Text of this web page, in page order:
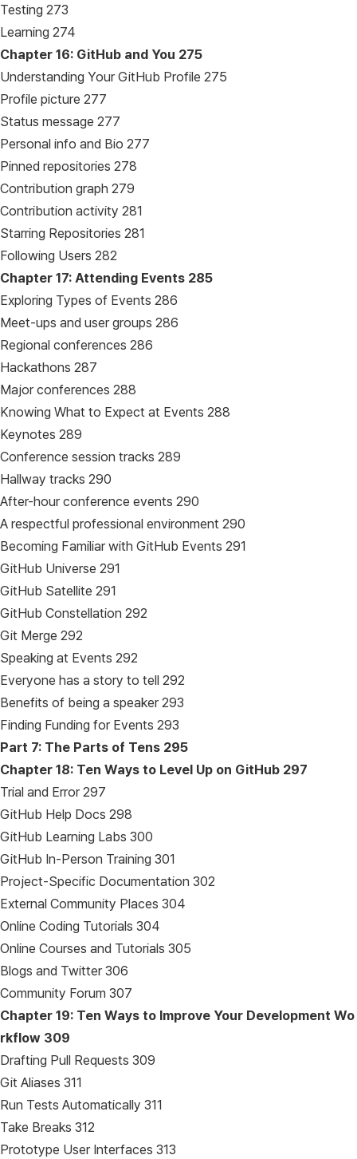
Testing 273
Learning 274
Chapter 16: GitHub and You 275
Understanding Your GitHub Profile 275
Profile picture 277
Status message 277
Personal info and Bio 277
Pinned repositories 278
Contribution graph 279
Contribution activity 281
Starring Repositories 281
Following Users 282
Chapter 17: Attending Events 285
Exploring Types of Events 286
Meet-ups and user groups 286
Regional conferences 286
Hackathons 287
Major conferences 288
Knowing What to Expect at Events 288
Keynotes 289
Conference session tracks 289
Hallway tracks 290
After-hour conference events 290
A respectful professional environment 290
Becoming Familiar with GitHub Events 291
GitHub Universe 291
GitHub Satellite 291
GitHub Constellation 292
Git Merge 292
Speaking at Events 292
Everyone has a story to tell 292
Benefits of being a speaker 293
Finding Funding for Events 293
Part 7: The Parts of Tens 295
Chapter 18: Ten Ways to Level Up on GitHub 297
Trial and Error 297
GitHub Help Docs 298
GitHub Learning Labs 300
GitHub In-Person Training 301
Project-Specific Documentation 302
External Community Places 304
Online Coding Tutorials 304
Online Courses and Tutorials 305
Blogs and Twitter 306
Community Forum 307
Chapter 19: Ten Ways to Improve Your Development Wo
rkflow 309
Drafting Pull Requests 309
Git Aliases 311
Run Tests Automatically 311
Take Breaks 312
Prototype User Interfaces 313